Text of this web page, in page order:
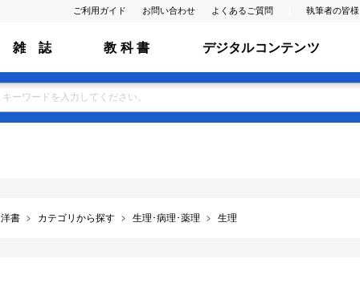
ご利用ガイド お問い合わせ よくあるご質問 執筆者の皆様
雑 誌 教 科 書 デジタルコンテンツ
洋書 カテゴリから探す 生理･病理･薬理 生理